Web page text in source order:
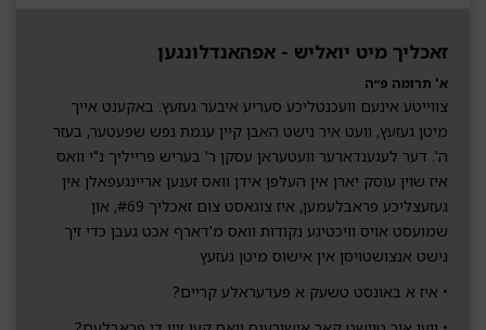
זאכליך מיט יואליש - אפהאנדלונגען
א' תרומה פ״ה
צווייטע אינעם וועכנטליכע סעריע איבער געזעץ: באקענט אייך
מיטן געזעץ, וועט איר נישט האבן קיין עגמת נפש שפעטער, בעזר
ה'. דער לעגענדארער וועטעראן עסקן ר' בעריש פרייליך נ"י וואס
איז שוין עוסק יארן אין העלפן אידן וואס זענען אריינגעפאלן אין
געזעצליכע פראבלעמען, איז צוגאסט צום זאכליך #69, און
שמועסט אויס וויכטיגע נקודות וואס מ'דארף אכט געבן כדי זיך
נישט אנצושטויסן אין אישוס מיטן געזעץ
• איז א באונסט טשעק א פעדעראלע קריים?